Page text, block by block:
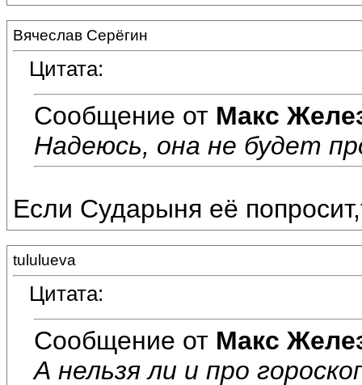
Вячеслав Серёгин
Цитата:
Сообщение от Макс
Надеюсь, она не будет
Если Сударыня её
tululueva
Цитата:
Сообщение от Макс
А нельзя ли и про